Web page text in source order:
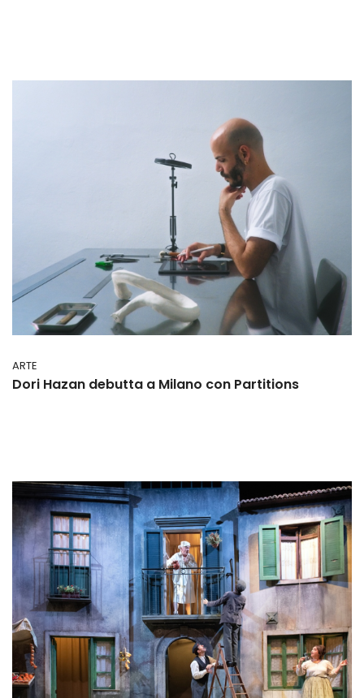
ARTE
Dori Hazan debutta a Milano con Partitions